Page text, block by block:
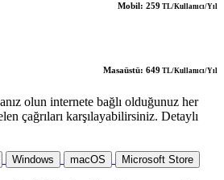
Mobil: 259 TL/Kullanıcı/Yıl
Masaüstü: 649 TL/Kullanıcı/Yıl
olun internete bağlı olduğunuz her
çağrıları karşılayabilirsiniz. Detaylı
Windows macOS Microsoft Store